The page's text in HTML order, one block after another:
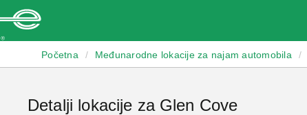
Početna / Međunarodne lokacije za najam automobila /
Detalji lokacije za Glen Cove